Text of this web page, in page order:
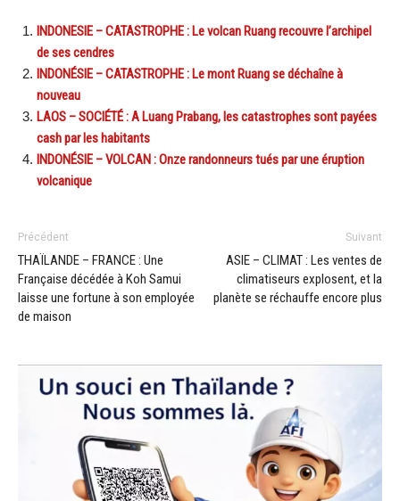
INDONESIE – CATASTROPHE : Le volcan Ruang recouvre l’archipel
de ses cendres
INDONÉSIE – CATASTROPHE : Le mont Ruang se déchaîne à
nouveau
LAOS – SOCIÉTÉ : A Luang Prabang, les catastrophes sont payées
cash par les habitants
INDONÉSIE – VOLCAN : Onze randonneurs tués par une éruption
volcanique
Précédent
THAÏLANDE – FRANCE : Une
Française décédée à Koh Samui
laisse une fortune à son employée
de maison
Suivant
ASIE – CLIMAT : Les ventes de
climatiseurs explosent, et la
planète se réchauffe encore plus